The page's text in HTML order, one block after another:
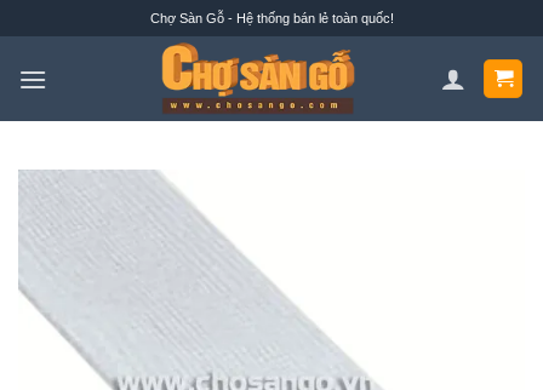
nội
Chợ Sàn Gỗ - Hệ thống bán lẻ toàn quốc!